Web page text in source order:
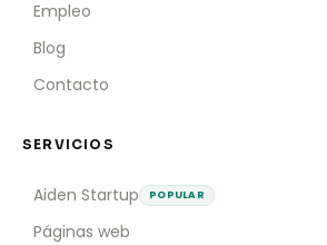
Empleo
Blog
Contacto
SERVICIOS
Aiden Startup POPULAR
Páginas web